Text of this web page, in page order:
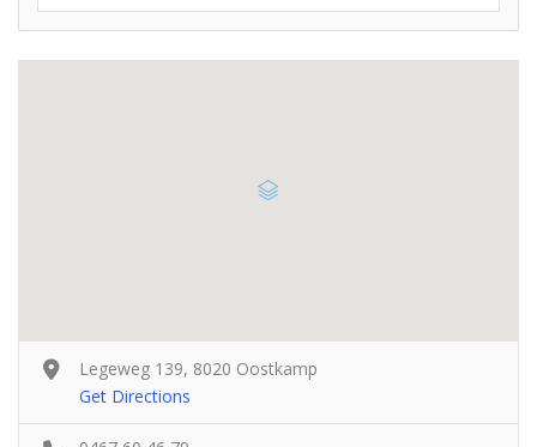
Legeweg 139, 8020 Oostkamp
Get Directions